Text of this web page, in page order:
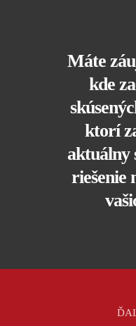
Máte
kde
ktorí
aktuálny
riešenie